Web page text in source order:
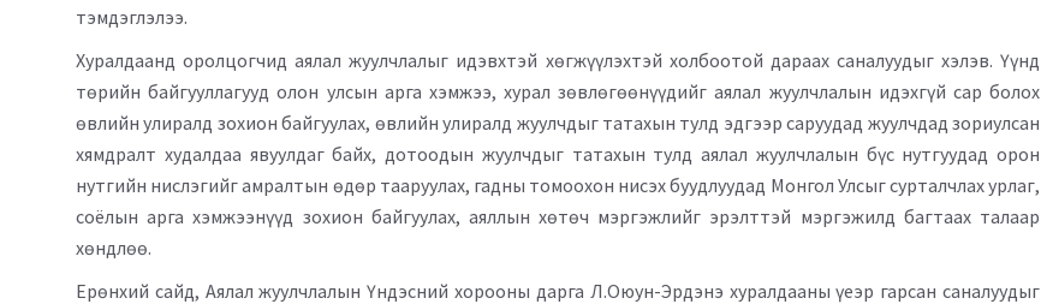
тэмдэглэлээ.
Хуралдаанд оролцогчид аялал жуулчлалыг идэвхтэй хөгжүүлэхтэй холбоотой дараах саналуудыг хэлэв. Үүнд
төрийн байгууллагууд олон улсын арга хэмжээ, хурал зөвлөгөөнүүдийг аялал жуулчлалын идэхгүй сар болох
өвлийн улиралд зохион байгуулах, өвлийн улиралд жуулчдыг татахын тулд эдгээр саруудад жуулчдад зориулсан
хямдралт худалдаа явуулдаг байх, дотоодын жуулчдыг татахын тулд аялал жуулчлалын бүс нутгуудад орон
нутгийн нислэгийг амралтын өдөр тааруулах, гадны томоохон нисэх буудлуудад Монгол Улсыг сурталчлах урлаг,
соёлын арга хэмжээнүүд зохион байгуулах, аяллын хөтөч мэргэжлийг эрэлттэй мэргэжилд багтаах талаар
хөндлөө.
Ерөнхий сайд, Аялал жуулчлалын Үндэсний хорооны дарга Л.Оюун-Эрдэнэ хуралдааны үеэр гарсан саналуудыг